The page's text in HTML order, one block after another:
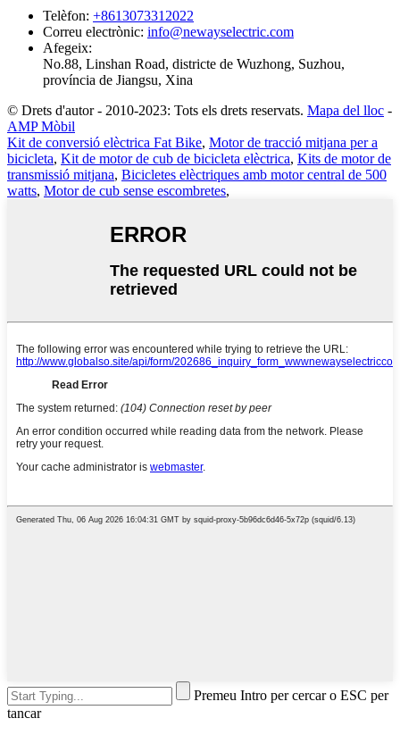
Telèfon: +8613073312022
Correu electrònic: info@newayselectric.com
Afegeix:
No.88, Linshan Road, districte de Wuzhong, Suzhou,
província de Jiangsu, Xina
© Drets d'autor - 2010-2023: Tots els drets reservats. Mapa del lloc -
AMP Mòbil
Kit de conversió elèctrica Fat Bike, Motor de tracció mitjana per a
bicicleta, Kit de motor de cub de bicicleta elèctrica, Kits de motor de
transmissió mitjana, Bicicletes elèctriques amb motor central de 500
watts, Motor de cub sense escombretes,
Premeu Intro per cercar o ESC per
tancar